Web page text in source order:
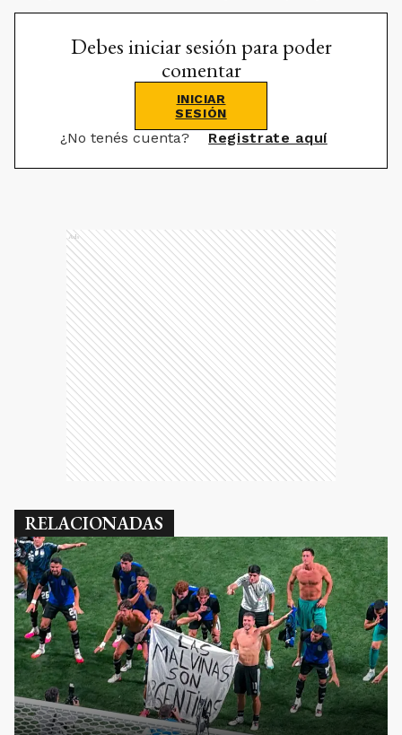
Debes iniciar sesión para poder
comentar
INICIAR
SESIÓN
¿No tenés cuenta? Registrate aquí
Ads
RELACIONADAS